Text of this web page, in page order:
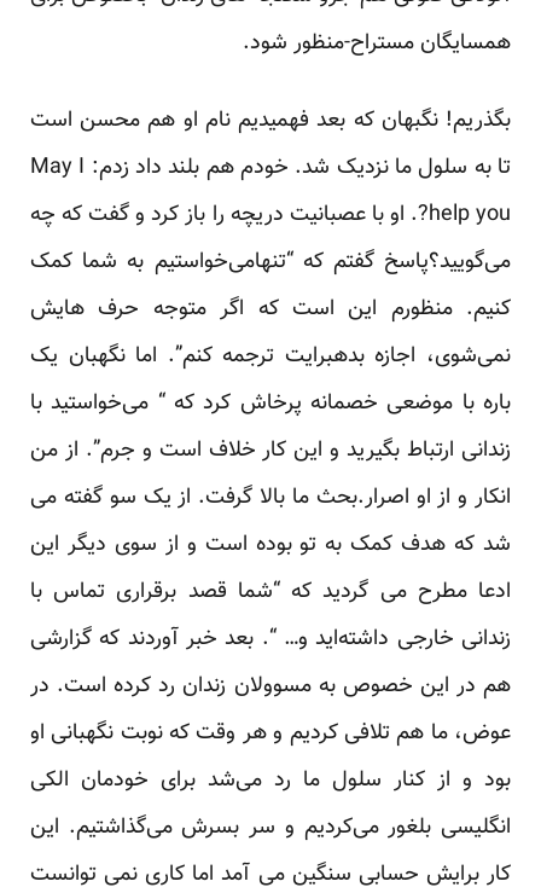
همسایگان مستراح-منظور شود.
بگذریم! نگبهان که بعد فهمیدیم نام او هم محسن است
تا به سلول ما نزدیک شد. خودم هم بلند داد زدم: May I
help you?. او با عصبانیت دریچه را باز کرد و گفت که چه
می‌گویید؟پاسخ گفتم که “تنهامی‌خواستیم به شما کمک
کنیم. منظورم این است که اگر متوجه حرف هایش
نمی‌شوی، اجازه بدهبرایت ترجمه کنم”. اما نگهبان یک
باره با موضعی خصمانه پرخاش کرد که “ می‌خواستید با
زندانی ارتباط بگیرید و این کار خلاف است و جرم”. از من
انکار و از او اصرار.بحث ما بالا گرفت. از یک سو گفته می
شد که هدف کمک به تو بوده است و از سوی دیگر این
ادعا مطرح می گردید که “شما قصد برقراری تماس با
زندانی خارجی داشته‌اید و… “. بعد خبر آوردند که گزارشی
هم در این خصوص به مسوولان زندان رد کرده است. در
عوض، ما هم تلافی کردیم و هر وقت که نوبت نگهبانی او
بود و از کنار سلول ما رد می‌شد برای خودمان الکی
انگلیسی بلغور می‌کردیم و سر بسرش می‌گذاشتیم. این
کار برایش حسابی سنگین می‌ آمد اما کاری نمی توانست